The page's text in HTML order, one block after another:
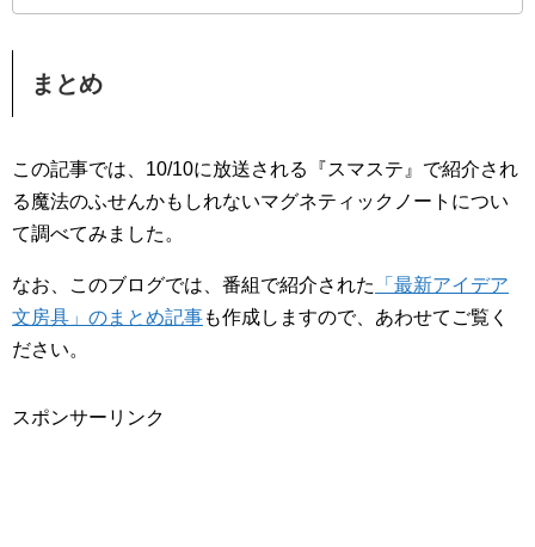
まとめ
この記事では、10/10に放送される『スマステ』で紹介され
る魔法のふせんかもしれないマグネティックノートについ
て調べてみました。
なお、このブログでは、番組で紹介された
「最新アイデア
文房具」のまとめ記事も作成しますので、あわせてご覧く
ださい。
スポンサーリンク